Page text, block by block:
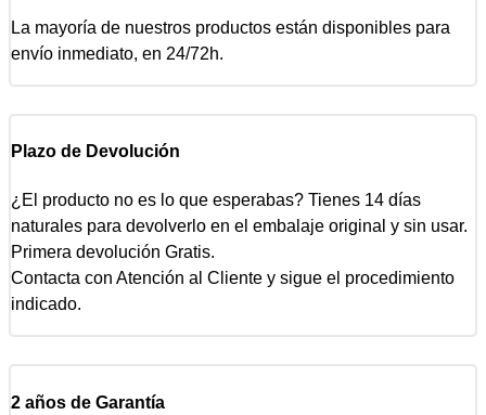
La mayoría de nuestros productos están disponibles para
envío inmediato, en 24/72h.
Plazo de Devolución
¿El producto no es lo que esperabas? Tienes 14 días
naturales para devolverlo en el embalaje original y sin usar.
Primera devolución Gratis.
Contacta con Atención al Cliente y sigue el procedimiento
indicado.
2 años de Garantía